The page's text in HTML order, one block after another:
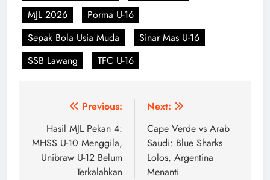
MJL 2026
Porma U-16
Sepak Bola Usia Muda
Sinar Mas U-16
SSB Lawang
TFC U-16
Navigasi
pos
Previous:
Hasil MJL Pekan 4:
MHSS U-10 Menggila,
Unibraw U-12 Belum
Terkalahkan
Next:
Cape Verde vs Arab
Saudi: Blue Sharks
Lolos, Argentina
Menanti